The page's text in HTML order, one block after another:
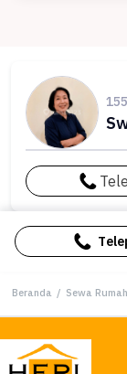
Beranda / Sewa Rumah